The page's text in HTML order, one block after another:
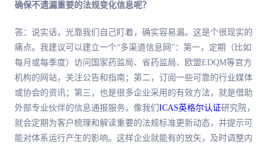
确保不遗漏重要的法规变化信息呢？
答：说实话，光靠我们自己盯着，确实容易漏。这是个很现实的
痛点。我建议可以建立一个“多渠道信息网”：第一，定期（比如
每月或每季度）访问国家药监局、省药监局、欧盟EDQM等官方
机构的网站，关注公告和指南；第二，订阅一些可靠的行业媒体
或协会的资讯；第三，也是很多企业采用的有效方法，就是借助
外部专业伙伴的信息通报服务。像我们 ICAS英格尔认证研究院，
就会定期为客户梳理和解读重要的法规标准更新动态，并提示可
能对体系运行产生的影响。这样企业就能有的放矢，及时调整内